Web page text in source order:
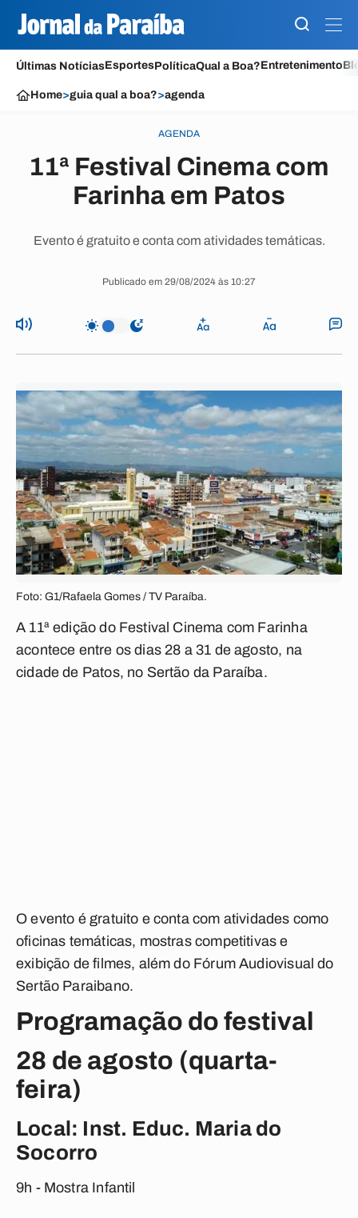
Últimas NotíciasEsportesPolíticaQual a Boa?Entretenimento
Home>guia qual a boa?>agenda
AGENDA
11ª Festival Cinema com
Farinha em Patos
Evento é gratuito e conta com atividades temáticas.
Publicado em 29/08/2024 às 10:27
Foto: G1/Rafaela Gomes / TV Paraíba.
A 11ª edição do Festival Cinema com Farinha
acontece entre os dias 28 a 31 de agosto, na
cidade de Patos, no Sertão da Paraíba.
O evento é gratuito e conta com atividades como
oficinas temáticas, mostras competitivas e
exibição de filmes, além do Fórum Audiovisual do
Sertão Paraibano.
Programação do festival
28 de agosto (quarta-
feira)
Local: Inst. Educ. Maria do
Socorro
9h - Mostra Infantil